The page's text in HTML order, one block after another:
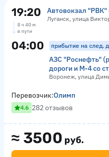
19:20 Автовокзал
Луганск, улица
8 ч 40 м
в пути
04:00 прибытие на след.
АЗС "Роснефть"
дороги и М-4 со
Воронеж, улица
≈ 3500 руб.
Перевозчик:Олимп
4.6 282 отзывов